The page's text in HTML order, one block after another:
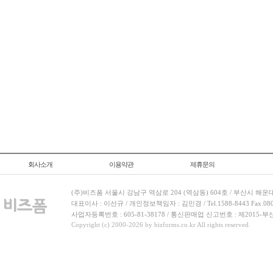
회사소개 이용약관 제휴문의
(주)비즈폼 서울시 강남구 역삼로 204 (역삼동) 604호 / 부산시 해운
대표이사 : 이선규 / 개인정보책임자 : 김민경 / Tel.1588-8443
사업자등록번호 : 605-81-38178 / 통신판매업 신고번호 : 제2015-부
Copyright (c) 2000-2026 by bizforms.co.kr All rights reserved.